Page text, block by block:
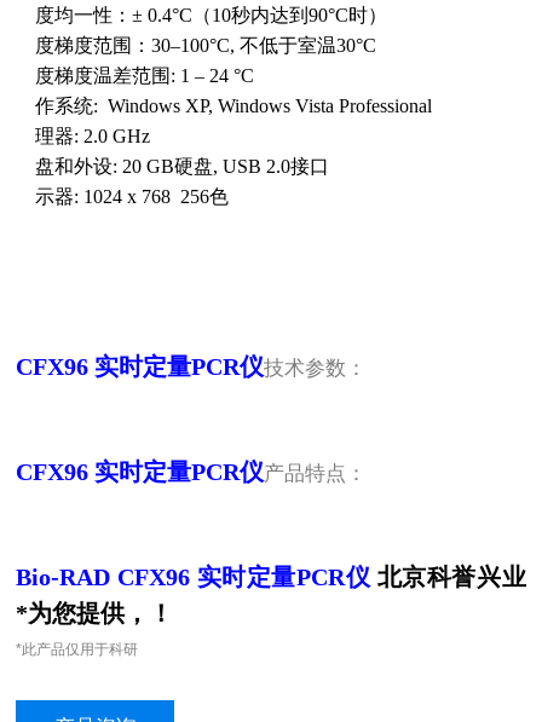
温度均一性：± 0.4°C （10秒内达到90°C时）
温度梯度范围：30–100°C,不低于室温30°C
温度梯度温差范围 : 1 – 24 °C
操作系统: Windows XP, Windows Vista Professional
处理器: 2.0 GHz
硬盘和外设: 20 GB硬盘, USB 2.0接口
显示器: 1024 x 768 256色
CFX96 实时定量PCR仪技术参数：
CFX96 实时定量PCR仪产品特点：
Bio-RAD CFX96 实时定量PCR仪 北京科誉兴业
*为您提供，！
*此产品仅用于科研